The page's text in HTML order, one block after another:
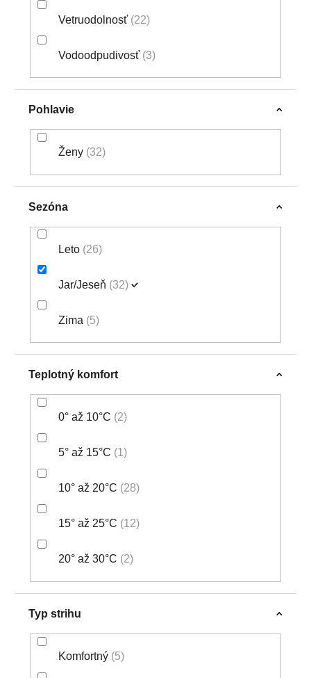
Vetruodolnosť 22
Vodoodpudivosť 3
Pohlavie
Ženy 32
Sezóna
Leto 26
Jar/Jeseň 32
Zima 5
Teplotný komfort
0° až 10°C 2
5° až 15°C 1
10° až 20°C 28
15° až 25°C 12
20° až 30°C 2
Typ strihu
Komfortný 5